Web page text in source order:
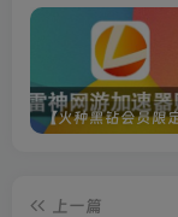
上一篇